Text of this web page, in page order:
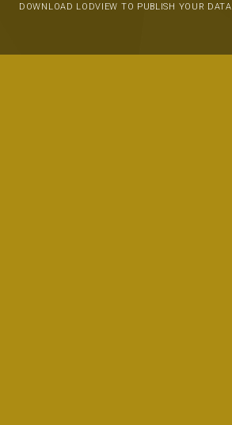
DOWNLOAD LODVIEW TO PUBLISH YOUR DATA